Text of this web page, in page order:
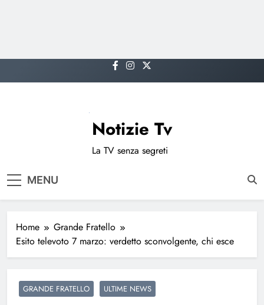
to
Notizie Tv
La TV senza segreti
MENU
Home
Grande Fratello
Esito televoto 7 marzo: verdetto sconvolgente, chi esce
GRANDE FRATELLO ULTIME NEWS